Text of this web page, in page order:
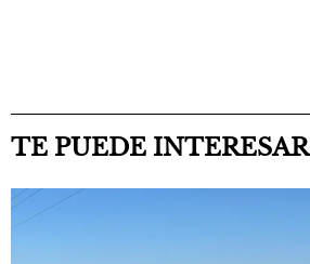
TE PUEDE INTERESAR